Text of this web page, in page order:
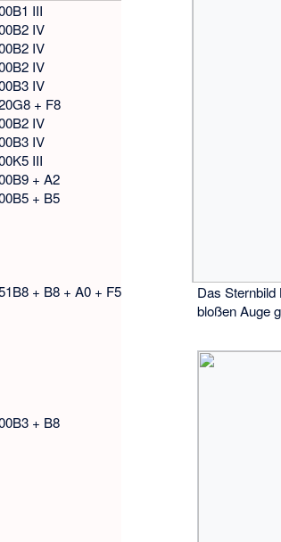
Das
bloßen Auge
B1 III
B2 IV
B2 IV
B2 IV
B3 IV
G8 + F8
B2 IV
B3 IV
K5 III
B9 + A2
B5 + B5
B8 + B8 + A0 + F5
B3 + B8